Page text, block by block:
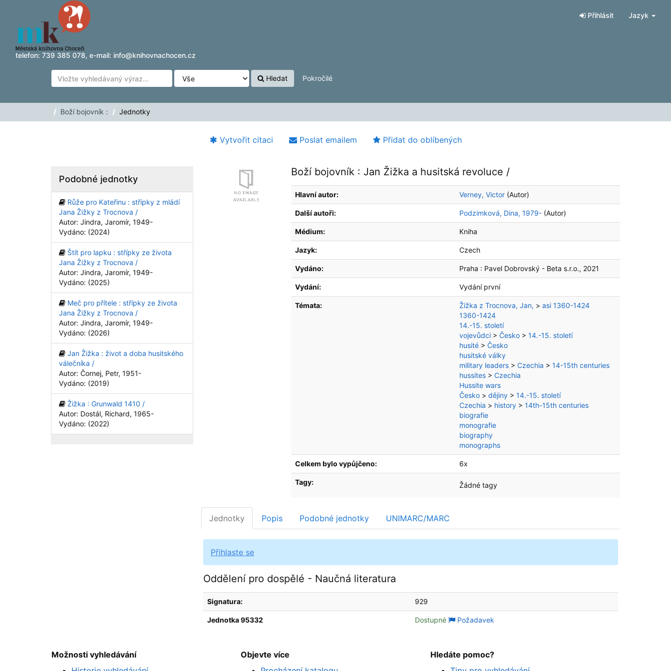
Přeskočit na obsah
telefon: 739 385 078, e-mail: info@knihovnachocen.cz
Přihlásit Jazyk
Hledat Pokročilé
Boží bojovník : Jednotky
Vytvořit citaci Poslat emailem Přidat do oblíbených
Boží bojovník : Jan Žižka a husitská revoluce /
Hlavní autor: Verney, Victor (Autor)
Další autoři: Podzimková, Dina, 1979- (Autor)
Médium: Kniha
Jazyk: Czech
Vydáno: Praha : Pavel Dobrovský - Beta s.r.o., 2021
Vydání: Vydání první
Témata: Žižka z Trocnova, Jan, > asi 1360-1424
1360-1424
14.-15. století
vojevůdci > Česko > 14.-15. století
husité > Česko
husitské války
military leaders > Czechia > 14-15th centuries
hussites > Czechia
Hussite wars
Česko > dějiny > 14.-15. století
Czechia > history > 14th-15th centuries
biografie
monografie
biography
monographs
Celkem bylo vypůjčeno: 6x
Tagy: Žádné tagy
Jednotky Popis Podobné jednotky UNIMARC/MARC
Přihlaste se
Oddělení pro dospělé - Naučná literatura
Signatura: 929
Jednotka 95332 Dostupné Požadavek
Podobné jednotky
Růže pro Kateřinu : střípky z mládí
Jana Žižky z Trocnova /
Autor: Jindra, Jaromír, 1949-
Vydáno: (2024)
Štít pro lapku : střípky ze života
Jana Žižky z Trocnova /
Autor: Jindra, Jaromír, 1949-
Vydáno: (2025)
Meč pro přítele : střípky ze života
Jana Žižky z Trocnova /
Autor: Jindra, Jaromír, 1949-
Vydáno: (2026)
Jan Žižka : život a doba husitského
válečníka /
Autor: Čornej, Petr, 1951-
Vydáno: (2019)
Žižka : Grunwald 1410 /
Autor: Dostál, Richard, 1965-
Vydáno: (2022)
Možnosti vyhledávání
Objevte více
Hledáte pomoc?